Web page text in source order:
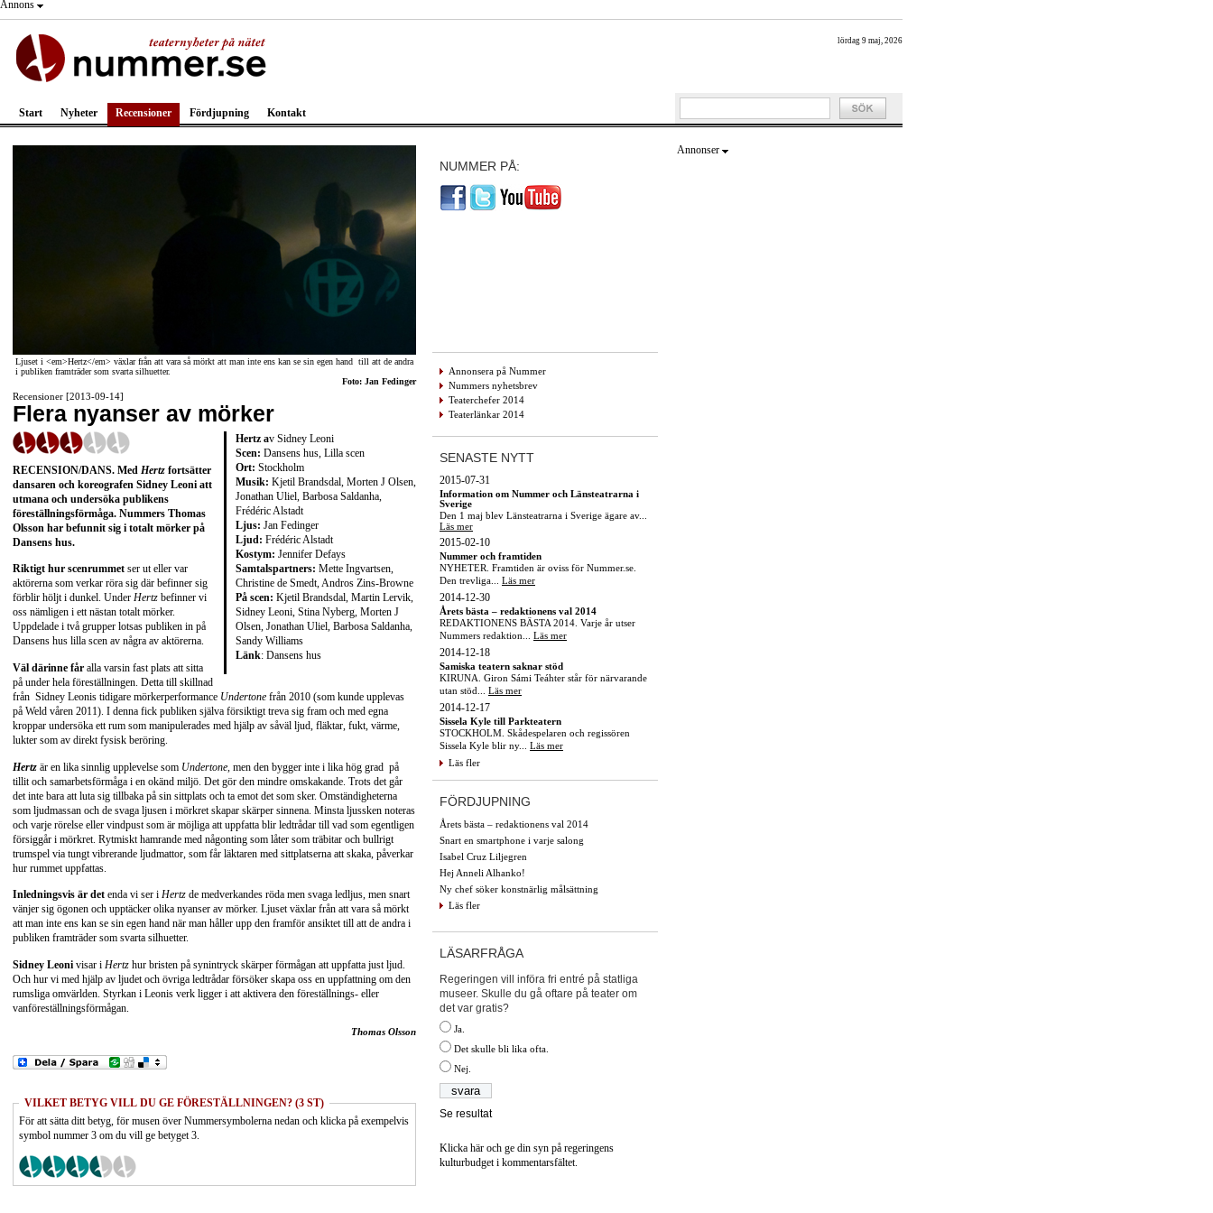
Annons
lördag 9 maj, 2026
Start Nyheter Recensioner Fördjupning Kontakt
Ljuset i <em>Hertz</em> växlar från att vara så mörkt att man inte ens kan se sin egen hand till att de andra
i publiken framträder som svarta silhuetter.
Foto: Jan Fedinger
Recensioner [2013-09-14]
Flera nyanser av mörker
Hertz av Sidney Leoni
Scen: Dansens hus, Lilla scen
Ort: Stockholm
Musik: Kjetil Brandsdal, Morten J Olsen,
Jonathan Uliel, Barbosa Saldanha,
Frédéric Alstadt
Ljus: Jan Fedinger
Ljud: Frédéric Alstadt
Kostym: Jennifer Defays
Samtalspartners: Mette Ingvartsen,
Christine de Smedt, Andros Zins-Browne
På scen: Kjetil Brandsdal, Martin Lervik,
Sidney Leoni, Stina Nyberg, Morten J
Olsen, Jonathan Uliel, Barbosa Saldanha,
Sandy Williams
Länk: Dansens hus
RECENSION/DANS. Med Hertz fortsätter
dansaren och koreografen Sidney Leoni att
utmana och undersöka publikens
föreställningsförmåga. Nummers Thomas
Olsson har befunnit sig i totalt mörker på
Dansens hus.
Riktigt hur scenrummet ser ut eller var
aktörerna som verkar röra sig där befinner sig
förblir höljt i dunkel. Under Hertz befinner vi
oss nämligen i ett nästan totalt mörker.
Uppdelade i två grupper lotsas publiken in på
Dansens hus lilla scen av några av aktörerna.
Väl därinne får alla varsin fast plats att sitta
på under hela föreställningen. Detta till skillnad
från Sidney Leonis tidigare mörkerperformance Undertone från 2010 (som kunde upplevas
på Weld våren 2011). I denna fick publiken själva försiktigt treva sig fram och med egna
kroppar undersöka ett rum som manipulerades med hjälp av såväl ljud, fläktar, fukt, värme,
lukter som av direkt fysisk beröring.
Hertz är en lika sinnlig upplevelse som Undertone, men den bygger inte i lika hög grad på
tillit och samarbetsförmåga i en okänd miljö. Det gör den mindre omskakande. Trots det går
det inte bara att luta sig tillbaka på sin sittplats och ta emot det som sker. Omständigheterna
som ljudmassan och de svaga ljusen i mörkret skapar skärper sinnena. Minsta ljussken noteras
och varje rörelse eller vindpust som är möjliga att uppfatta blir ledtrådar till vad som egentligen
försiggår i mörkret. Rytmiskt hamrande med någonting som låter som träbitar och bullrigt
trumspel via tungt vibrerande ljudmattor, som får läktaren med sittplatserna att skaka, påverkar
hur rummet uppfattas.
Inledningsvis är det enda vi ser i Hertz de medverkandes röda men svaga ledljus, men snart
vänjer sig ögonen och upptäcker olika nyanser av mörker. Ljuset växlar från att vara så mörkt
att man inte ens kan se sin egen hand när man håller upp den framför ansiktet till att de andra i
publiken framträder som svarta silhuetter.
Sidney Leoni visar i Hertz hur bristen på synintryck skärper förmågan att uppfatta just ljud.
Och hur vi med hjälp av ljudet och övriga ledtrådar försöker skapa oss en uppfattning om den
rumsliga omvärlden. Styrkan i Leonis verk ligger i att aktivera den föreställnings- eller
vanföreställningsförmågan.
Thomas Olsson
VILKET BETYG VILL DU GE FÖRESTÄLLNINGEN? (3 ST)
För att sätta ditt betyg, för musen över Nummersymbolerna nedan och klicka på exempelvis
symbol nummer 3 om du vill ge betyget 3.
NUMMER PÅ:
Annonsera på Nummer
Nummers nyhetsbrev
Teaterchefer 2014
Teaterlänkar 2014
SENASTE NYTT
2015-07-31
Information om Nummer och Länsteatrarna i
Sverige
Den 1 maj blev Länsteatrarna i Sverige ägare av...
Läs mer
2015-02-10
Nummer och framtiden
NYHETER. Framtiden är oviss för Nummer.se.
Den trevliga... Läs mer
2014-12-30
Årets bästa – redaktionens val 2014
REDAKTIONENS BÄSTA 2014. Varje år utser
Nummers redaktion... Läs mer
2014-12-18
Samiska teatern saknar stöd
KIRUNA. Giron Sámi Teáhter står för närvarande
utan stöd... Läs mer
2014-12-17
Sissela Kyle till Parkteatern
STOCKHOLM. Skådespelaren och regissören
Sissela Kyle blir ny... Läs mer
Läs fler
FÖRDJUPNING
Årets bästa – redaktionens val 2014
Snart en smartphone i varje salong
Isabel Cruz Liljegren
Hej Anneli Alhanko!
Ny chef söker konstnärlig målsättning
Läs fler
LÄSARFRÅGA
Regeringen vill införa fri entré på statliga
museer. Skulle du gå oftare på teater om
det var gratis?
Ja.
Det skulle bli lika ofta.
Nej.
Se resultat
Klicka här och ge din syn på regeringens
kulturbudget i kommentarsfältet.
Annonser